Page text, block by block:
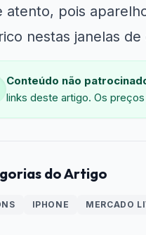
atento, pois
nestas janelas
Conteúdo não
links deste artigo. Os
do Artigo
IPHONE MERCADO